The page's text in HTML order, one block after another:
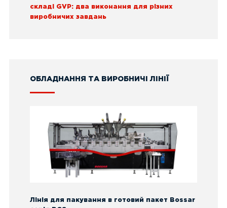
складі GVP: два виконання для різних
виробничих завдань
ОБЛАДНАННЯ ТА ВИРОБНИЧІ ЛІНІЇ
Лінія для пакування в готовий пакет Bossar